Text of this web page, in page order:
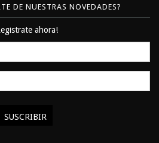
DE NUESTRAS NOVEDADES?
ahora!